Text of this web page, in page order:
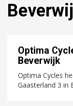
Optima
Beverwijk
Optima Cycles
Gaasterland 3 in